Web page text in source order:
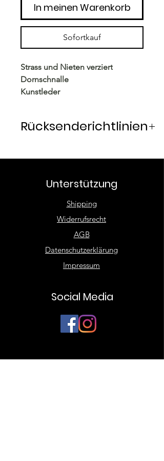
In meinen Warenkorb
Sofortkauf
Strass und Nieten verziert
Dornschnalle
Kunstleder
Rücksenderichtlinien
Tagen möglich. Die Ware wird
zurückgesandt. Unbeschädigte
Eingang rückerstattet.
Unterstützung
Shipping
Widerrufsrecht
AGB
Datenschutzerklärung
Impressum
Social Media
BYStylez.